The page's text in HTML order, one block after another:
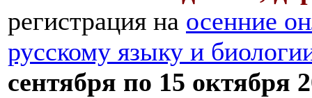
регистрация на осенние
русскому языку и
сентября по 15 октября